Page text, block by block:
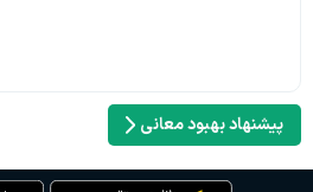
پیشنهاد بهبود معانی